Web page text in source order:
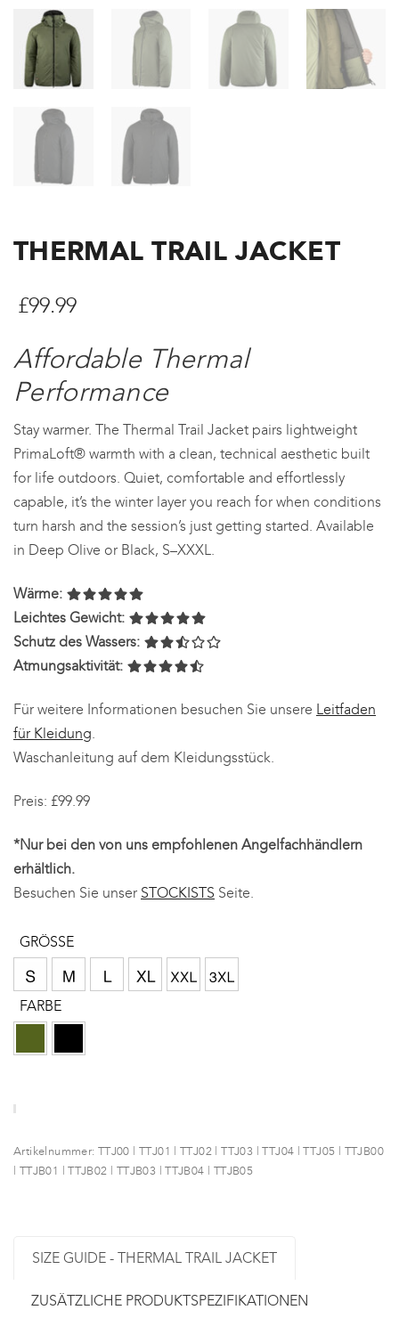
THERMAL TRAIL JACKET
£99.99
Affordable Thermal
Performance
Stay warmer. The Thermal Trail Jacket pairs lightweight
PrimaLoft® warmth with a clean, technical aesthetic built
for life outdoors. Quiet, comfortable and effortlessly
capable, it’s the winter layer you reach for when conditions
turn harsh and the session’s just getting started. Available
in Deep Olive or Black, S–XXXL.
Wärme:
Leichtes Gewicht:
Schutz des Wassers:
Atmungsaktivität:
Für weitere Informationen besuchen Sie unsere Leitfaden
für Kleidung.
Waschanleitung auf dem Kleidungsstück.
Preis: £99.99
*Nur bei den von uns empfohlenen Angelfachhändlern
erhältlich.
Besuchen Sie unser STOCKISTS Seite.
GRÖSSE
FARBE
Artikelnummer: TTJ00 | TTJ01 | TTJ02 | TTJ03 | TTJ04 | TTJ05 | TTJB00
| TTJB01 | TTJB02 | TTJB03 | TTJB04 | TTJB05
SIZE GUIDE - THERMAL TRAIL JACKET
ZUSÄTZLICHE PRODUKTSPEZIFIKATIONEN